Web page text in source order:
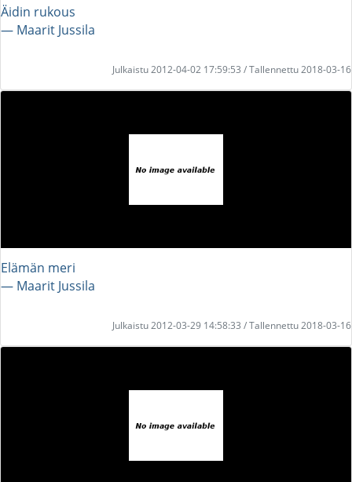
Äidin rukous
― Maarit Jussila
Julkaistu 2012-04-02 17:59:53 / Tallennettu 2018-03-16
Elämän meri
― Maarit Jussila
Julkaistu 2012-03-29 14:58:33 / Tallennettu 2018-03-16